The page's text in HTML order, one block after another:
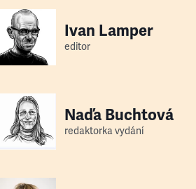
Ivan Lamper
editor
Naďa Buchtová
redaktorka vydání